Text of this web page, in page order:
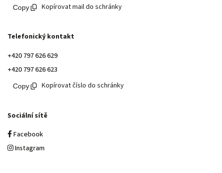
Kopírovat mail do schránky
Telefonický kontakt
+420 797 626 629
+420 797 626 623
Kopírovat číslo do schránky
Sociální sítě
Facebook
Instagram